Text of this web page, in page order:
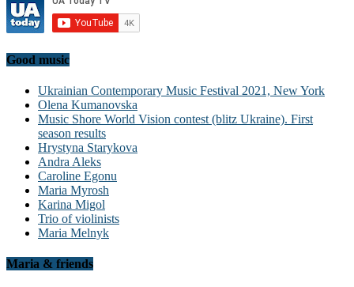
Good music
Ukrainian Contemporary Music Festival 2021, New York
Olena Kumanovska
Music Shore World Vision contest (blitz Ukraine). First
season results
Hrystyna Starykova
Andra Aleks
Caroline Egonu
Maria Myrosh
Karina Migol
Trio of violinists
Maria Melnyk
Maria & friends